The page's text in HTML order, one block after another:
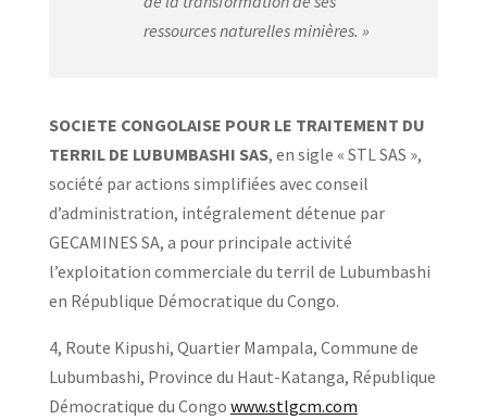
ressources naturelles minières. »
SOCIETE CONGOLAISE POUR LE TRAITEMENT DU
TERRIL DE LUBUMBASHI SAS, en sigle « STL SAS »,
société par actions simplifiées avec conseil
d’administration, intégralement détenue par
GECAMINES SA, a pour principale activité
l’exploitation commerciale du terril de Lubumbashi
en République Démocratique du Congo.
4, Route Kipushi, Quartier Mampala, Commune de
Lubumbashi, Province du Haut-Katanga, République
Démocratique du Congo www.stlgcm.com